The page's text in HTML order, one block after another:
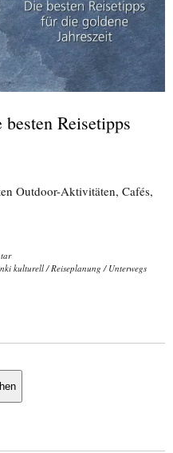
Reisetipps
Outdoor-Aktivitäten, Cafés,
kulturell/Reiseplanung / Unterwegs